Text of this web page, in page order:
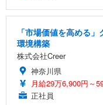
「市場価値を高める
環境構築
株式会社Creer
神奈川県
月給29万6,900円～
正社員